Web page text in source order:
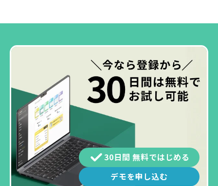
30日間 無料ではじめる
デモを申し込む